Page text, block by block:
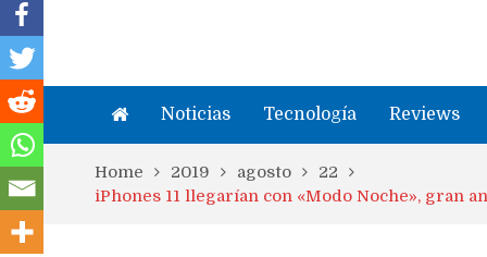
Noticias Tecnología Reviews
Home 2019 agosto
22
iPhones 11 llegarían con «Modo Noche», gran